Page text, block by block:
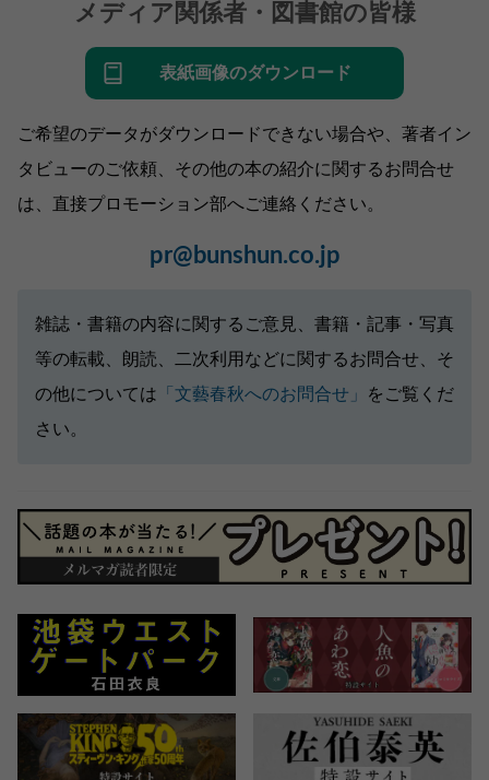
メディア関係者・図書館の皆様
表紙画像のダウンロード
ご希望のデータがダウンロードできない場合や、著者イン
タビューのご依頼、その他の本の紹介に関するお問合せ
は、直接プロモーション部へご連絡ください。
pr@bunshun.co.jp
雑誌・書籍の内容に関するご意見、書籍・記事・写真
等の転載、朗読、二次利用などに関するお問合せ、そ
の他については 「文藝春秋へのお問合せ」
をご覧くだ
さい。